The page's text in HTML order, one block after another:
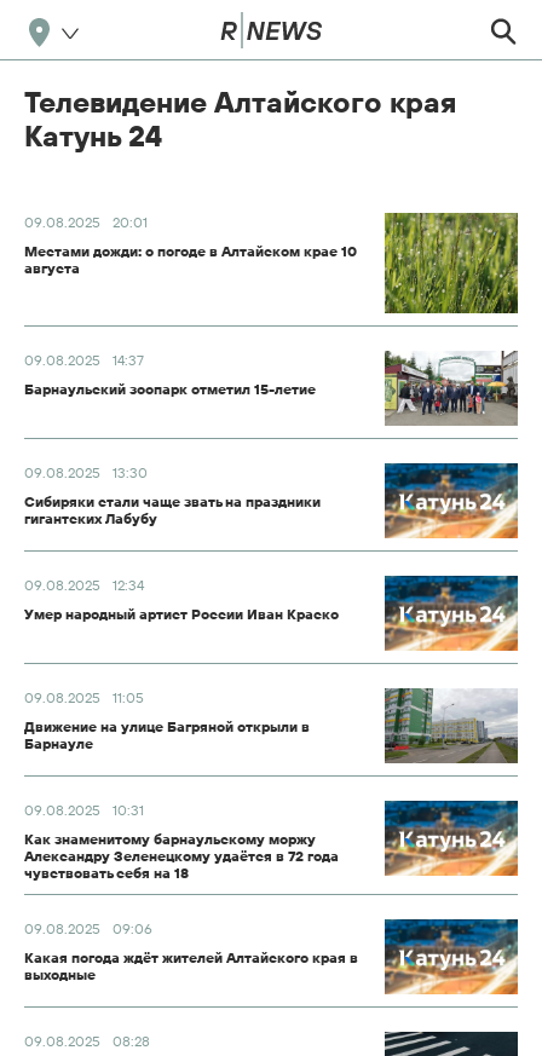
Телевидение Алтайского края
Катунь 24
09.08.2025
20:01
Местами дожди: о погоде в Алтайском крае 10
августа
09.08.2025
14:37
Барнаульский зоопарк отметил 15-летие
09.08.2025
13:30
Сибиряки стали чаще звать на праздники
гигантских Лабубу
09.08.2025
12:34
Умер народный артист России Иван Краско
09.08.2025
11:05
Движение на улице Багряной открыли в
Барнауле
09.08.2025
10:31
Как знаменитому барнаульскому моржу
Александру Зеленецкому удаётся в 72 года
чувствовать себя на 18
09.08.2025
09:06
Какая погода ждёт жителей Алтайского края в
выходные
09.08.2025
08:28